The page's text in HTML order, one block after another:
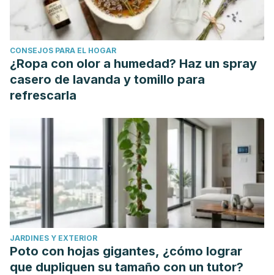
CONSEJOS PARA EL HOGAR
¿Ropa con olor a humedad? Haz un spray
casero de lavanda y tomillo para
refrescarla
JARDINES Y EXTERIOR
Poto con hojas gigantes, ¿cómo lograr
que dupliquen su tamaño con un tutor?